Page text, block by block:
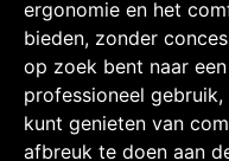
ergonomie en het
bieden, zonder
op zoek bent naar
professioneel
kunt genieten van
afbreuk te doen aan